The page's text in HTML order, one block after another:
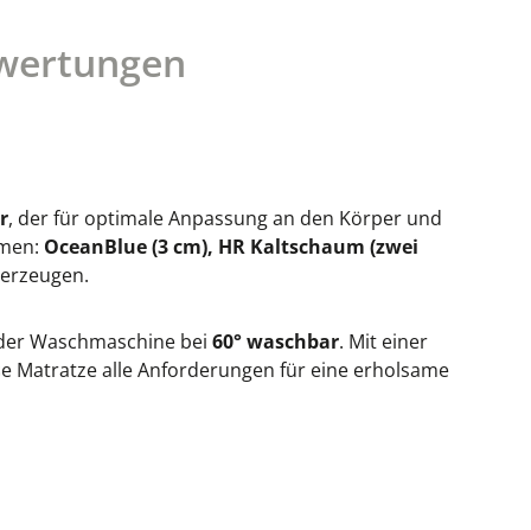
, der für optimale Anpassung an den Körper und
OceanBlue (3 cm), HR Kaltschaum (zwei
Waschmaschine bei 60° waschbar. Mit einer
Matratze alle Anforderungen für eine erholsame